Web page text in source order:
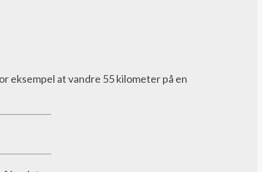
eksempel at vandre 55 kilometer på en